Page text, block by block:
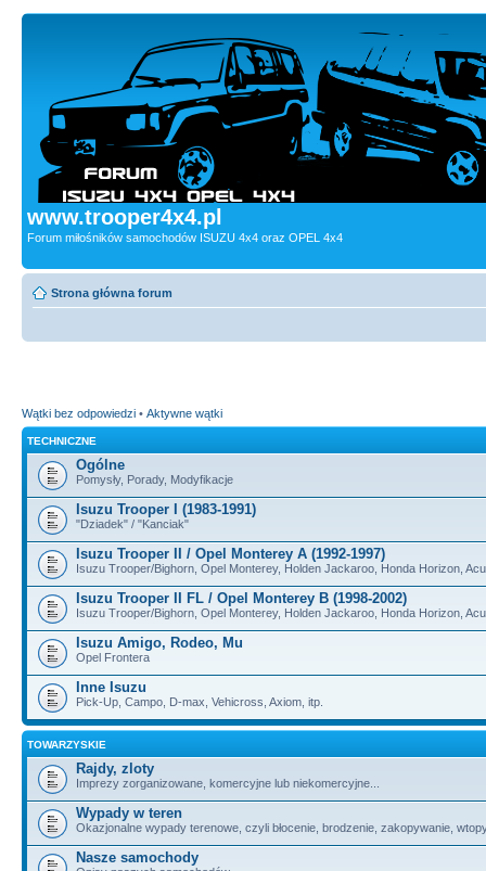
www.trooper4x4.pl
Forum miłośników samochodów ISUZU 4x4 oraz OPEL 4x4
Strona główna forum
Wątki bez odpowiedzi • Aktywne wątki
TECHNICZNE
Ogólne
Pomysły, Porady, Modyfikacje
Isuzu Trooper I (1983-1991)
"Dziadek" / "Kanciak"
Isuzu Trooper II / Opel Monterey A (1992-1997)
Isuzu Trooper/Bighorn, Opel Monterey, Holden Jackaroo, Honda Horizon,
Isuzu Trooper II FL / Opel Monterey B (1998-2002)
Isuzu Trooper/Bighorn, Opel Monterey, Holden Jackaroo, Honda Horizon,
Isuzu Amigo, Rodeo, Mu
Opel Frontera
Inne Isuzu
Pick-Up, Campo, D-max, Vehicross, Axiom, itp.
TOWARZYSKIE
Rajdy, zloty
Imprezy zorganizowane, komercyjne lub niekomercyjne...
Wypady w teren
Okazjonalne wypady terenowe, czyli błocenie, brodzenie, zakopywanie,
Nasze samochody